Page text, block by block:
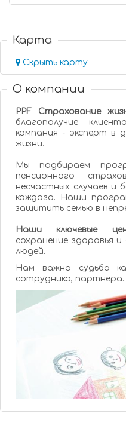
Карта
Скрыть карту
О компании
PPF Страхование
благополучие
компания - эксперт в
жизни.
Мы подбираем
пенсионного страхования,
несчастных случаев и
каждого. Наши программы помогают финансово
Наши ключевые
сохранение здоровья
людей.
Нам важна судьба
сотрудника, партнера.